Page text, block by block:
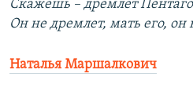
Скажешь – дремлет
Он не дремлет, мать его, он
Наталья Маршалкович